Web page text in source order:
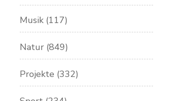
Musik (117)
Natur (849)
Projekte (332)